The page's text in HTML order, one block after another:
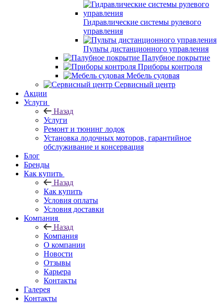
Гидравлические системы рулевого
управления
Пульты дистанционного управления
Палубное покрытие
Приборы контроля
Мебель судовая
Сервисный центр
Акции
Услуги
Назад
Услуги
Ремонт и тюнинг лодок
Установка лодочных моторов, гарантийное
обслуживание и консервация
Блог
Бренды
Как купить
Назад
Как купить
Условия оплаты
Условия доставки
Компания
Назад
Компания
О компании
Новости
Отзывы
Карьера
Контакты
Галерея
Контакты